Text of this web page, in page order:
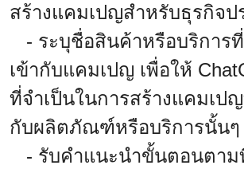
สร้างแคมเปญสำหรับธุรกิจป
- ระบุชื่อสินค้าหรือบริการ
เข้ากับแคมเปญ เพื่อให้
ที่จำเป็นในการสร้างแคมเป
กับผลิตภัณฑ์หรือบริการนั้นๆ
- รับคำแนะนำขั้นตอนตาม